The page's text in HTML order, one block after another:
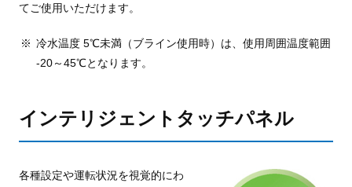
てご使用いただけます。
冷水温度 5℃未満（ブライン使用時）は、使用周囲温度範囲
-20～45℃となります。
インテリジェントタッチパネル
各種設定や運転状況を視覚的にわ